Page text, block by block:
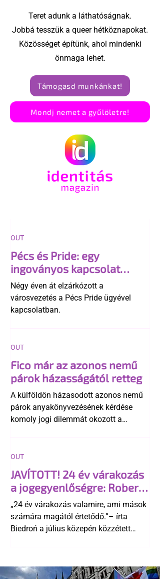
Teret adunk a láthatóságnak.
Jobbá tesszük a queer hétköznapokat.
Közösséget építünk, ahol mindenki
önmaga lehet.
Támogasd munkánkat!
Mondj nemet a gyűlöletre!
Pécs és Pride: egy
ingoványos kapcsolat
története
Négy éven át elzárkózott a
városvezetés a Pécs Pride ügyével
kapcsolatban.
OUT
Fico már az azonos nemű
párok házasságától retteg
A külföldön házasodott azonos nemű
párok anyakönyvezésének kérdése
komoly jogi dilemmát okozott a
egyértelműen tiltja a házasságuk
elismerését. Közben az ellenzéken belül
is vita robbant ki arról, hogy vissza
kellene-e vonni a kormány konzervatív
alkotmánymódosítását
OUT
JAVÍTOTT! 24 év várakozás
a jogegyenlőségre: Robert
Biedroń megindító üzenete
a lengyel bejegyzett
élettársi kapcsolatokért
„24 év várakozás valamire, ami mások
számára magától értetődő.”– írta
Biedroń a július közepén közzétett
OUT